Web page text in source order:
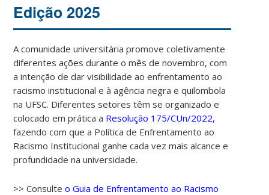
Edição 2025
A comunidade universitária promove coletivamente
diferentes ações durante o mês de novembro, com
a intenção de dar visibilidade ao enfrentamento ao
racismo institucional e à agência negra e quilombola
na UFSC. Diferentes setores têm se organizado e
colocado em prática a Resolução 175/CUn/2022,
fazendo com que a Política de Enfrentamento ao
Racismo Institucional ganhe cada vez mais alcance e
profundidade na universidade.
>> Consulteo Guia de Enfrentamento ao Racismo